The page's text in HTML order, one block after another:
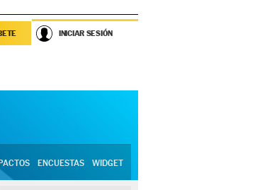
INICIAR SESIÓN
ENCUESTAS WIDGET